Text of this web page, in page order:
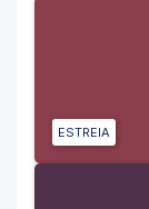
ESTREIA